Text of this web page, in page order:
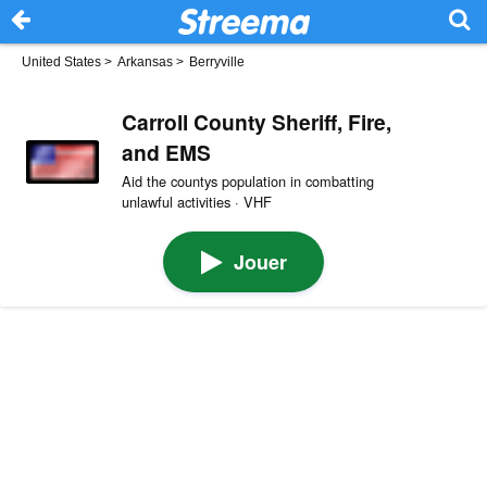
United States > Arkansas > Berryville
Carroll County Sheriff, Fire,
and EMS
Aid the countys population in combatting
unlawful activities · VHF
Jouer